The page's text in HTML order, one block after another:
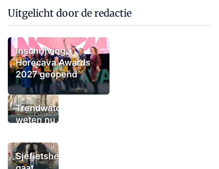
Uitgelicht door de redactie
Inschrijving
Horecava Awards
2027 geopend
Trendwatchers
weten nu al wat
moet bieden:
'Iedere dag een
waaaaaanzinnige
Sjefietshe